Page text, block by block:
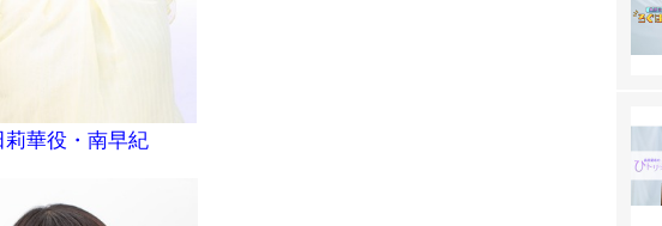
莉華役・南早紀